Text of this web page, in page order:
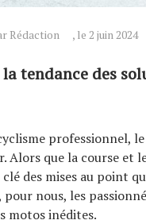
Rédaction , le 2 juin 2024
tendance des
professionnel,
Alors que la course et
des mises au point
nous, les
motos inédites.